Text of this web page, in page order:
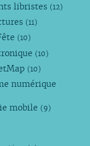
libristes (12)
(11)
(10)
(10)
(10)
numérique
mobile (9)